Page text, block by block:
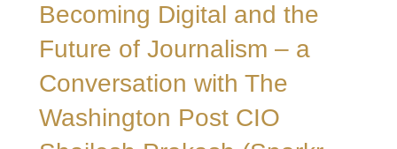
Becoming Digital and the
Future of Journalism – a
Conversation with The
Washington Post CIO